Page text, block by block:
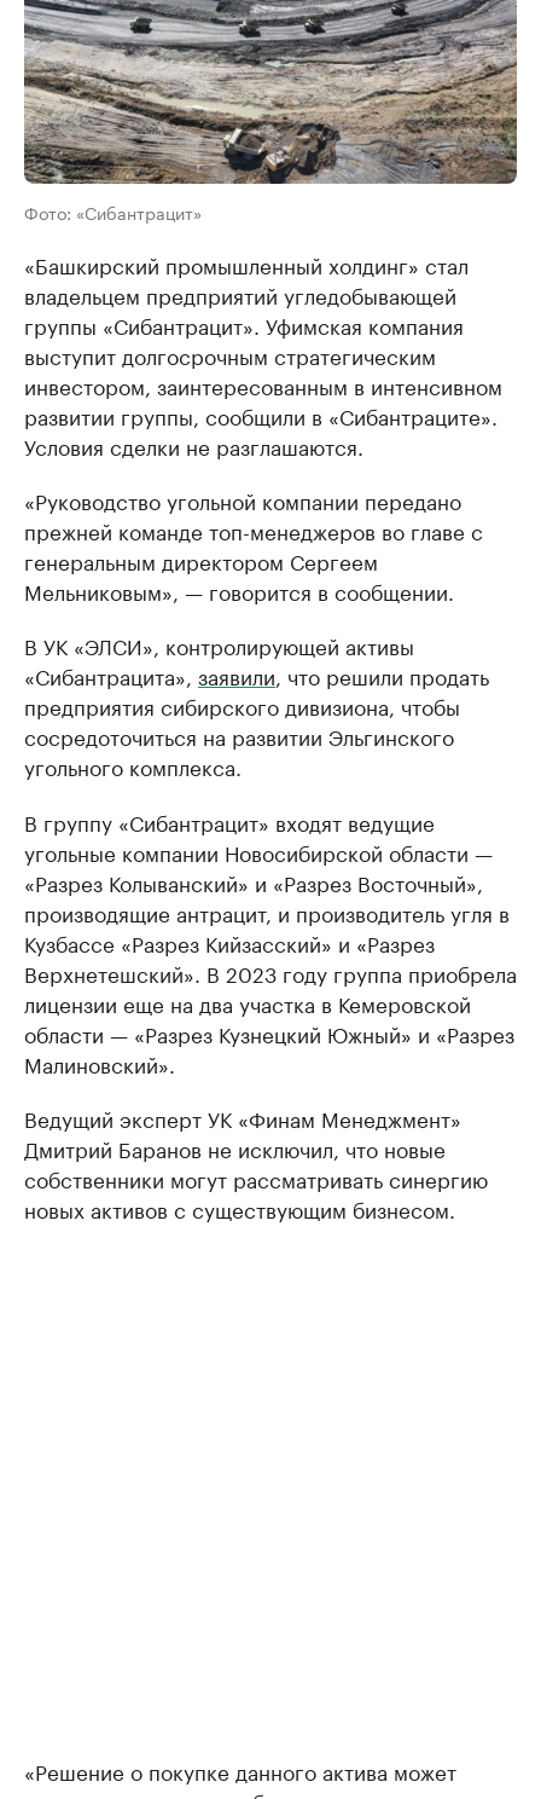
Фото: «Сибантрацит»
«Башкирский промышленный холдинг» стал
владельцем предприятий угледобывающей
группы «Сибантрацит». Уфимская компания
выступит долгосрочным стратегическим
инвестором, заинтересованным в интенсивном
развитии группы, сообщили в «Сибантраците».
Условия сделки не разглашаются.
«Руководство угольной компании передано
прежней команде топ-менеджеров во главе с
генеральным директором Сергеем
Мельниковым», — говорится в сообщении.
В УК «ЭЛСИ», контролирующей активы
«Сибантрацита», заявили , что решили продать
предприятия сибирского дивизиона, чтобы
сосредоточиться на развитии Эльгинского
угольного комплекса.
В группу «Сибантрацит» входят ведущие
угольные компании Новосибирской области —
«Разрез Колыванский» и «Разрез Восточный»,
производящие антрацит, и производитель угля в
Кузбассе «Разрез Кийзасский» и «Разрез
Верхнетешский». В 2023 году группа приобрела
лицензии еще на два участка в Кемеровской
области — «Разрез Кузнецкий Южный» и «Разрез
Малиновский».
Ведущий эксперт УК «Финам Менеджмент»
Дмитрий Баранов не исключил, что новые
собственники могут рассматривать синергию
новых активов с существующим бизнесом.
«Решение о покупке данного актива может